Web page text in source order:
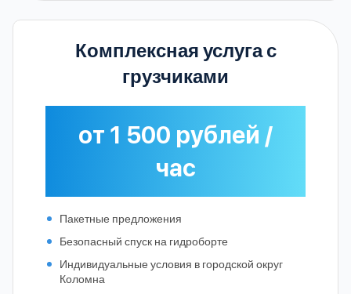
Комплексная услуга с
грузчиками
от 1 500 рублей /
час
Пакетные предложения
Безопасный спуск на гидроборте
Индивидуальные условия в городской округ
Коломна